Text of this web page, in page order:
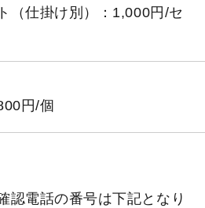
（仕掛け別）：1,000円/セ
円/個
認電話の番号は下記となり